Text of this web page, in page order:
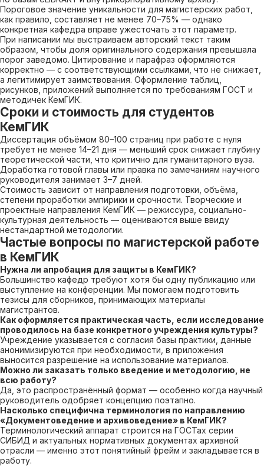
Пороговое значение уникальности для магистерских работ,
как правило, составляет не менее 70–75% — однако
конкретная кафедра вправе ужесточать этот параметр.
При написании мы выстраиваем авторский текст таким
образом, чтобы доля оригинального содержания превышала
порог заведомо. Цитирование и парафраз оформляются
корректно — с соответствующими ссылками, что не снижает,
а легитимирует заимствования. Оформление таблиц,
рисунков, приложений выполняется по требованиям ГОСТ и
методичек КемГИК.
Сроки и стоимость для студентов
КемГИК
Диссертация объёмом 80–100 страниц при работе с нуля
требует не менее 14–21 дня — меньший срок снижает глубину
теоретической части, что критично для гуманитарного вуза.
Доработка готовой главы или правка по замечаниям научного
руководителя занимает 3–7 дней.
Стоимость зависит от направления подготовки, объёма,
степени проработки эмпирики и срочности. Творческие и
проектные направления КемГИК — режиссура, социально-
культурная деятельность — оцениваются выше ввиду
нестандартной методологии.
Частые вопросы по магистерской работе
в КемГИК
Нужна ли апробация для защиты в КемГИК?
Большинство кафедр требуют хотя бы одну публикацию или
выступление на конференции. Мы помогаем подготовить
тезисы для сборников, принимающих материалы
магистрантов.
Как оформляется практическая часть, если исследование
проводилось на базе конкретного учреждения культуры?
Учреждение указывается с согласия базы практики, данные
анонимизируются при необходимости, в приложения
выносится разрешение на использование материалов.
Можно ли заказать только введение и методологию, не
всю работу?
Да, это распространённый формат — особенно когда научный
руководитель одобряет концепцию поэтапно.
Насколько специфична терминология по направлению
«Документоведение и архивоведение» в КемГИК?
Терминологический аппарат строится на ГОСТах серии
СИБИД и актуальных нормативных документах архивной
отрасли — именно этот понятийный фрейм и закладывается в
работу.